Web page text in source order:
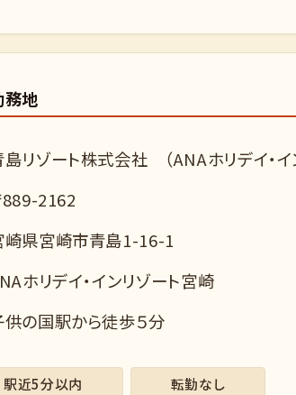
務地
島リゾート株式会社 （ANAホリデイ・イ
889-2162
崎県宮崎市青島1-16-1
ホリデイ・インリゾート宮崎
供の国駅から徒歩５分
駅近5分以内 転勤なし